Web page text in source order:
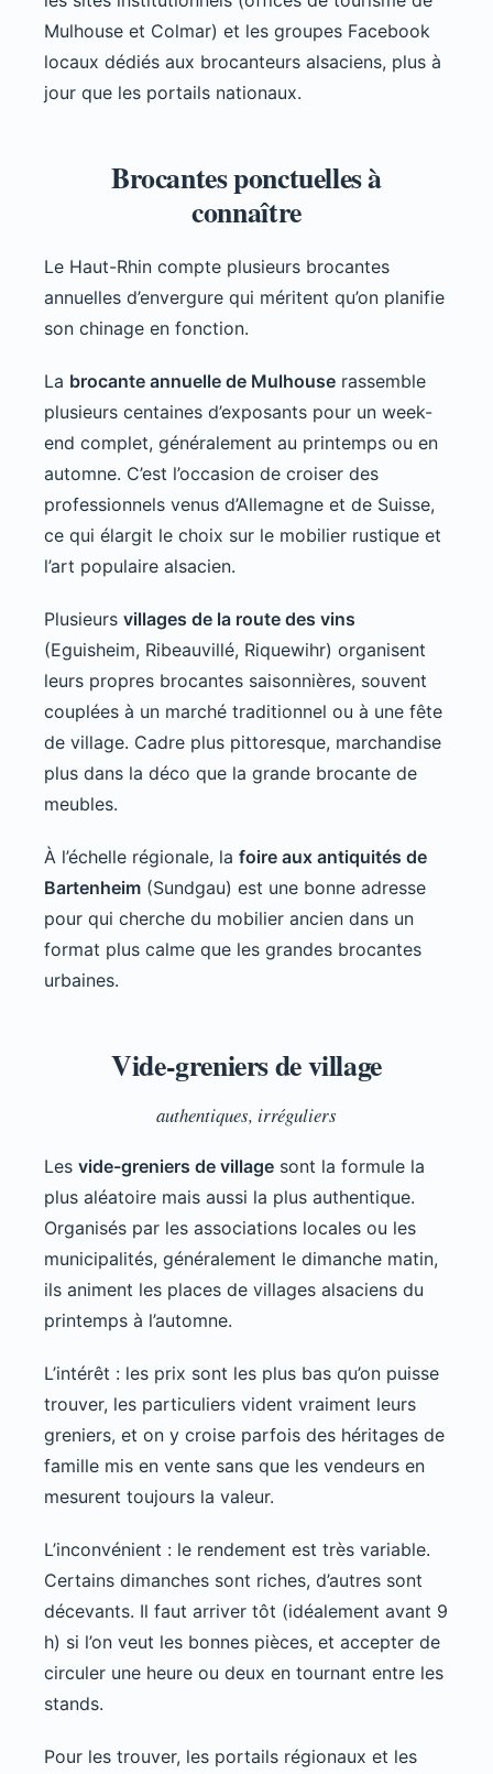
Mulhouse et Colmar) et les groupes Facebook
locaux dédiés aux brocanteurs alsaciens, plus à
jour que les portails nationaux.
Brocantes ponctuelles à
connaître
Le Haut-Rhin compte plusieurs brocantes
annuelles d’envergure qui méritent qu’on planifie
son chinage en fonction.
La brocante annuelle de Mulhouse rassemble
plusieurs centaines d’exposants pour un week-
end complet, généralement au printemps ou en
automne. C’est l’occasion de croiser des
professionnels venus d’Allemagne et de Suisse,
ce qui élargit le choix sur le mobilier rustique et
l’art populaire alsacien.
Plusieurs villages de la route des vins
(Eguisheim, Ribeauvillé, Riquewihr) organisent
leurs propres brocantes saisonnières, souvent
couplées à un marché traditionnel ou à une fête
de village. Cadre plus pittoresque, marchandise
plus dans la déco que la grande brocante de
meubles.
À l’échelle régionale, la foire aux antiquités de
Bartenheim (Sundgau) est une bonne adresse
pour qui cherche du mobilier ancien dans un
format plus calme que les grandes brocantes
urbaines.
Vide-greniers de village
authentiques, irréguliers
Les vide-greniers de village sont la formule la
plus aléatoire mais aussi la plus authentique.
Organisés par les associations locales ou les
municipalités, généralement le dimanche matin,
ils animent les places de villages alsaciens du
printemps à l’automne.
L’intérêt : les prix sont les plus bas qu’on puisse
trouver, les particuliers vident vraiment leurs
greniers, et on y croise parfois des héritages de
famille mis en vente sans que les vendeurs en
mesurent toujours la valeur.
L’inconvénient : le rendement est très variable.
Certains dimanches sont riches, d’autres sont
décevants. Il faut arriver tôt (idéalement avant 9
h) si l’on veut les bonnes pièces, et accepter de
circuler une heure ou deux en tournant entre les
stands.
Pour les trouver, les portails régionaux et les